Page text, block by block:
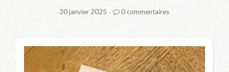
Posted
30 janvier 2025 0 commentaires